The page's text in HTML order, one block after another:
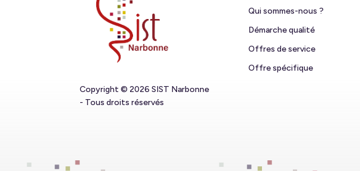
Copyright © 2026 SIST Narbonne
- Tous droits réservés
Qui sommes-nous ?
Démarche qualité
Offres de service
Offre spécifique